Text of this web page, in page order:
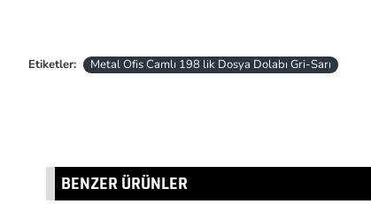
Etiketler: Metal Ofis Camlı 198 lik Dosya Dolabı Gri-Sarı
BENZER ÜRÜNLER